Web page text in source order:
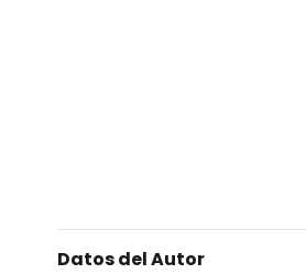
Datos del Autor